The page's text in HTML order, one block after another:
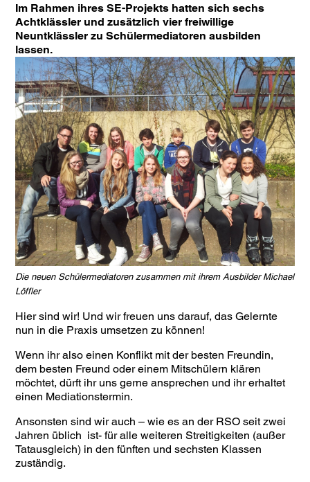
Im Rahmen ihres SE-Projekts hatten sich sechs
Achtklässler und zusätzlich vier freiwillige
Neuntklässler zu Schülermediatoren ausbilden
lassen.
Die neuen Schülermediatoren zusammen mit ihrem Ausbilder Michael
Löffler
Hier sind wir! Und wir freuen uns darauf, das Gelernte
nun in die Praxis umsetzen zu können!
Wenn ihr also einen Konflikt mit der besten Freundin,
dem besten Freund oder einem Mitschülern klären
möchtet, dürft ihr uns gerne ansprechen und ihr erhaltet
einen Mediationstermin.
Ansonsten sind wir auch – wie es an der RSO seit zwei
Jahren üblich ist- für alle weiteren Streitigkeiten (außer
Tatausgleich) in den fünften und sechsten Klassen
zuständig.